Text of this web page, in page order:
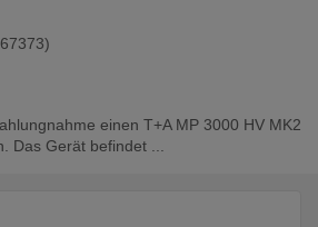
einen T+A MP 3000 HV MK2
Das Gerät befindet ...